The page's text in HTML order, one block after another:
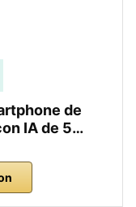
de
IA de 5…